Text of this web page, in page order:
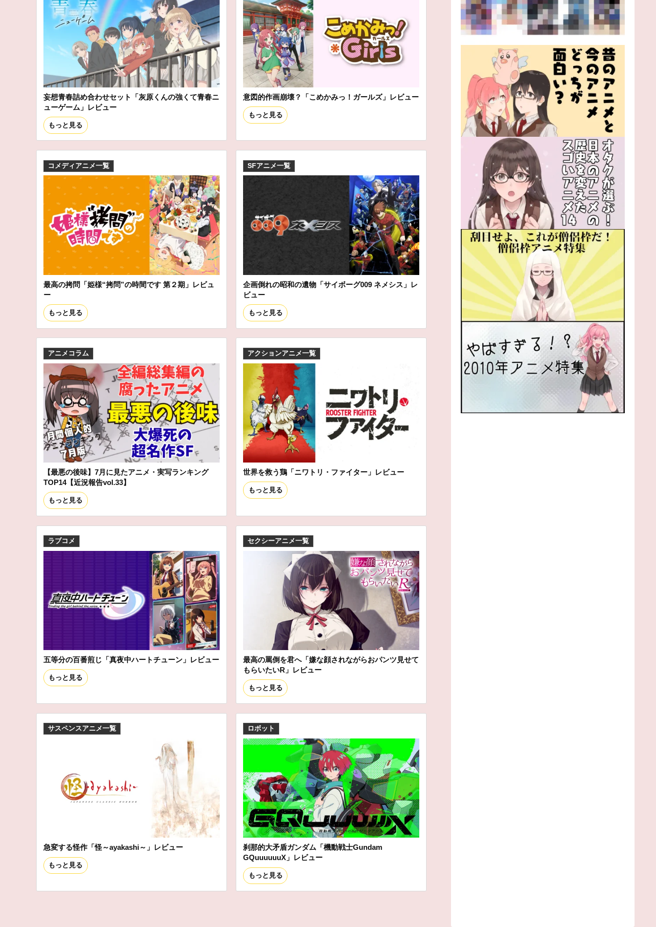
妄想青春詰め合わせセット「灰原くんの強くて青春ニ
ューゲーム」レビュー
もっと見る
意図的作画崩壊？「こめかみっ！ガールズ」レビュー
もっと見る
コメディアニメ一覧
最高の拷問「姫様“拷問”の時間です 第２期」レビュ
ー
もっと見る
SFアニメ一覧
企画倒れの昭和の遺物「サイボーグ009 ネメシス」レ
ビュー
もっと見る
アニメコラム
【最悪の後味】7月に見たアニメ・実写ランキング
TOP14【近況報告vol.33】
もっと見る
アクションアニメ一覧
世界を救う鶏「ニワトリ・ファイター」レビュー
もっと見る
ラブコメ
五等分の百番煎じ「真夜中ハートチューン」レビュー
もっと見る
セクシーアニメ一覧
最高の罵倒を君へ「嫌な顔されながらおパンツ見せて
もらいたいR」レビュー
もっと見る
サスペンスアニメ一覧
急変する怪作「怪～ayakashi～」レビュー
もっと見る
ロボット
刹那的大矛盾ガンダム「機動戦士Gundam
GQuuuuuuX」レビュー
もっと見る